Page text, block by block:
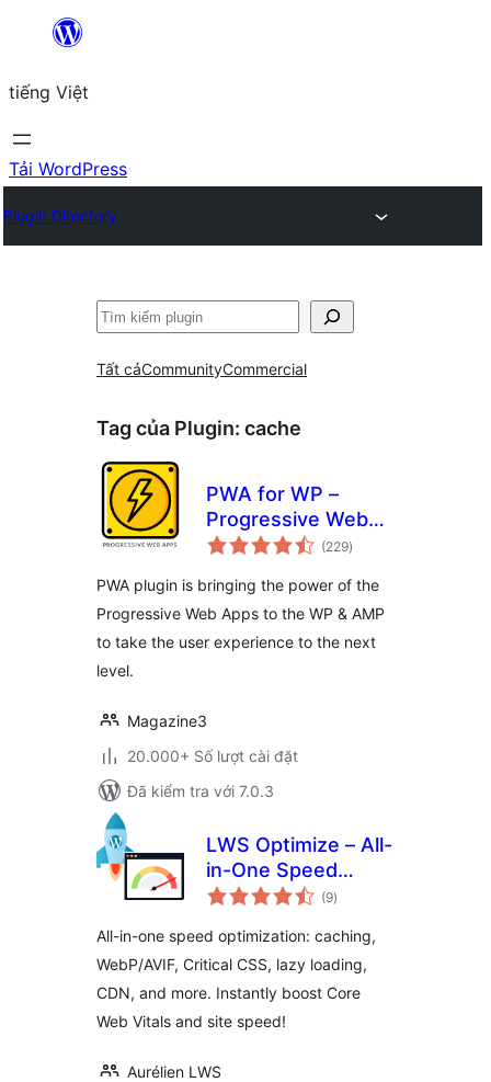
Chuyển
phần
nội
dung
tiếng Việt
Tải WordPress
Plugin Directory
Tìm
Tất cảCommunityCommercial
Tag của Plugin: cache
PWA for WP –
Progressive Web
Apps Made Simple
(229tổng
đánh
)
PWA plugin is bringing the power of the
Progressive Web Apps to the WP & AMP
to take the user experience to the next
level.
Magazine3
20.000+ Số lượt cài đặt
Đã kiểm tra với 7.0.3
LWS Optimize – All-
in-One Speed
Booster & Cache
(9tổng
đánh
)
All-in-one speed optimization: caching,
WebP/AVIF, Critical CSS, lazy loading,
CDN, and more. Instantly boost Core
Web Vitals and site speed!
Aurélien LWS